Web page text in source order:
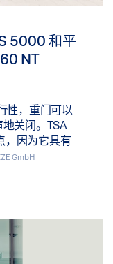
5000 和平
NT
性，重门可以
关闭。TSA
，因为它具有
GmbH